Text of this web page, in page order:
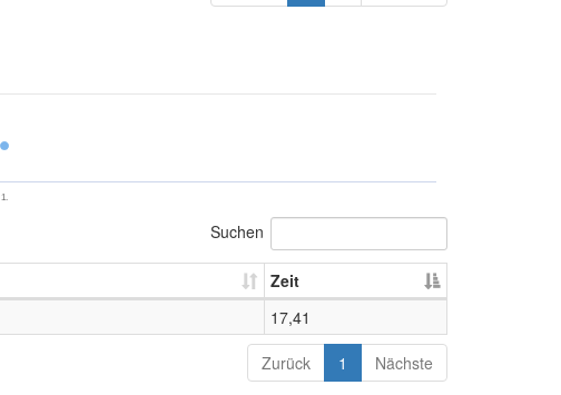
1.
Suchen
Zeit
17,41
Zurück 1 Nächste